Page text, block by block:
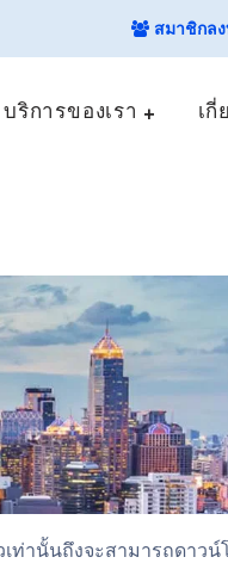
สมาชิกลง
บริการของเรา เกี่
ท่านั้นถึงจะสามารถดาว